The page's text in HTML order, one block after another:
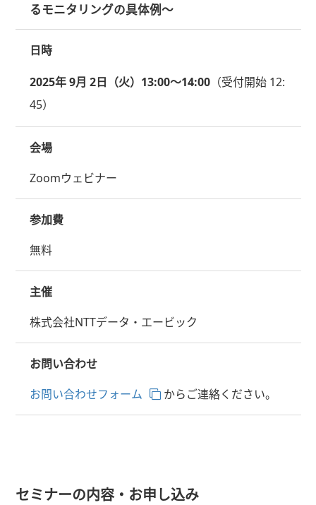
るモニタリングの具体例～
日時
2025年 9月 2日（火）13:00～14:00（受付開始 12:
45）
会場
Zoomウェビナー
参加費
無料
主催
株式会社NTTデータ・エービック
お問い合わせ
お問い合わせフォーム
からご連絡ください。
セミナーの内容・お申し込み